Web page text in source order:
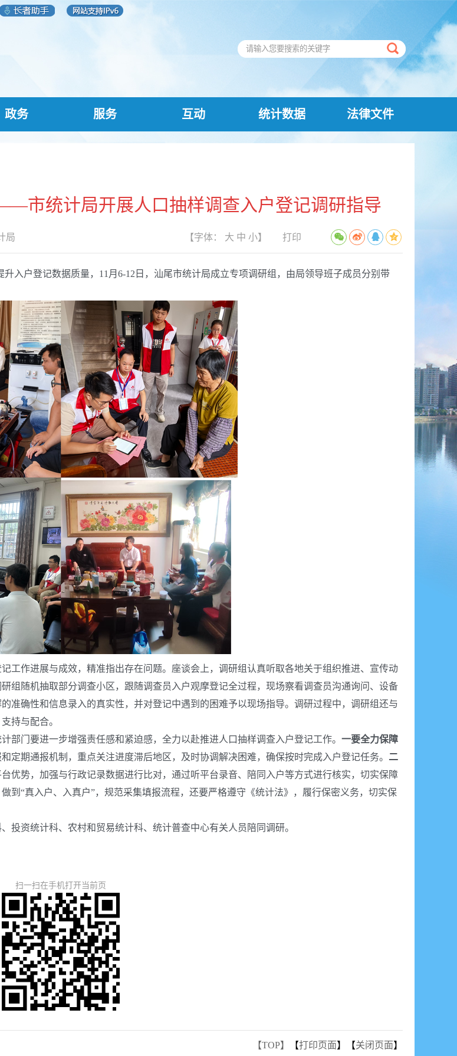
政务 服务 互动 统计数据 法律文件
市统计局开展人口抽样调查入户登记调研指导
局 【字体： 大 中 小】 打印
户登记数据质量，11月6-12日，汕尾市统计局成立专项调研组，由局领导班子成员分别带
作进展与成效，精准指出存在问题。座谈会上，调研组认真听取各地关于组织推进、宣传动
组随机抽取部分调查小区，跟随调查员入户观摩登记全过程，现场察看调查员沟通询问、设备
准确性和信息录入的真实性，并对登记中遇到的困难予以现场指导。调研过程中，调研组还与
持与配合。
门要进一步增强责任感和紧迫感，全力以赴推进人口抽样调查入户登记工作。 一要全力保障
定期通报机制，重点关注进度滞后地区，及时协调解决困难，确保按时完成入户登记任务。 二
优势，加强与行政记录数据进行比对，通过听平台录音、陪同入户等方式进行核实，切实保障
到“真入户、入真户”，规范采集填报流程，还要严格遵守《统计法》，履行保密义务，切实保
资统计科、农村和贸易统计科、统计普查中心有关人员陪同调研。
扫一扫在手机打开当前页
【TOP】 【打印页面】【关闭页面】